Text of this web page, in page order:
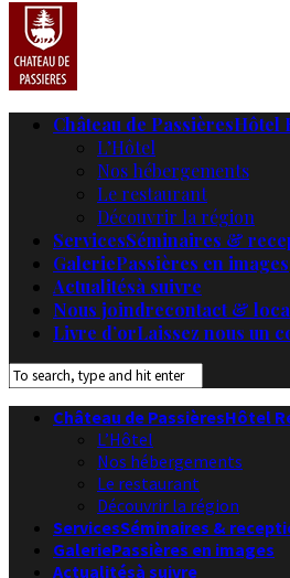
Château de PassièresHôtel
L’Hôtel
Nos hébergements
Le restaurant
Découvrir la région
ServicesSéminaires &
GaleriePassières en images
Actualitésà suivre
Nous joindrecontact &
Livre d’orLaissez nous un
Château de PassièresHôtel
L’Hôtel
Nos hébergements
Le restaurant
Découvrir la région
ServicesSéminaires &
GaleriePassières en images
Actualitésà suivre